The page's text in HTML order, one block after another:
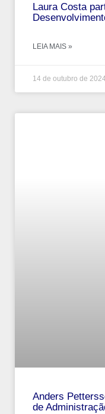
Laura Costa
LEIA MAIS »
14 de outubro de 2024
Anders
de